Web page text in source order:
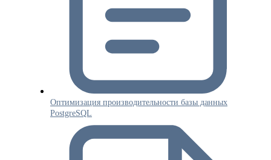
Оптимизация производительности базы данных
PostgreSQL